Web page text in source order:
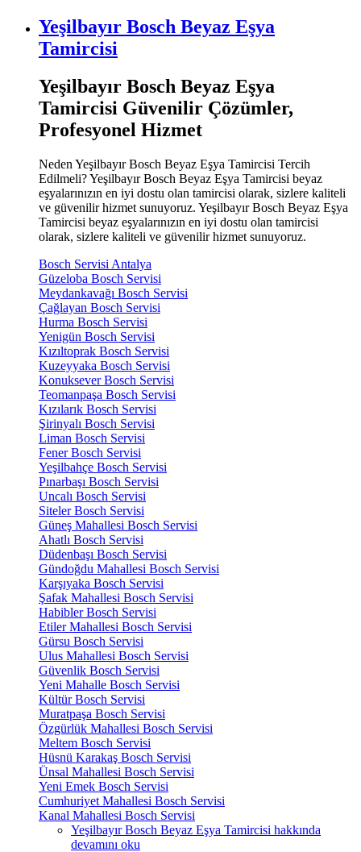
Yeşilbayır Bosch Beyaz Eşya
Tamircisi
Yeşilbayır Bosch Beyaz Eşya
Tamircisi Güvenilir Çözümler,
Profesyonel Hizmet
Neden Yeşilbayır Bosch Beyaz Eşya Tamircisi Tercih
Edilmeli? Yeşilbayır Bosch Beyaz Eşya Tamircisi beyaz
eşyalarınızın en iyi dostu olan tamircisi olarak, sizlere kaliteli
ve güvenilir hizmet sunuyoruz. Yeşilbayır Bosch Beyaz Eşya
Tamircisi beyaz eşyalarınızın en iyi dostu olan tamircisi
olarak, sizlere kaliteli ve güvenilir hizmet sunuyoruz.
Bosch Servisi Antalya
Güzeloba Bosch Servisi
Meydankavağı Bosch Servisi
Çağlayan Bosch Servisi
Hurma Bosch Servisi
Yenigün Bosch Servisi
Kızıltoprak Bosch Servisi
Kuzeyyaka Bosch Servisi
Konuksever Bosch Servisi
Teomanpaşa Bosch Servisi
Kızılarık Bosch Servisi
Şirinyalı Bosch Servisi
Liman Bosch Servisi
Fener Bosch Servisi
Yeşilbahçe Bosch Servisi
Pınarbaşı Bosch Servisi
Uncalı Bosch Servisi
Siteler Bosch Servisi
Güneş Mahallesi Bosch Servisi
Ahatlı Bosch Servisi
Düdenbaşı Bosch Servisi
Gündoğdu Mahallesi Bosch Servisi
Karşıyaka Bosch Servisi
Şafak Mahallesi Bosch Servisi
Habibler Bosch Servisi
Etiler Mahallesi Bosch Servisi
Gürsu Bosch Servisi
Ulus Mahallesi Bosch Servisi
Güvenlik Bosch Servisi
Yeni Mahalle Bosch Servisi
Kültür Bosch Servisi
Muratpaşa Bosch Servisi
Özgürlük Mahallesi Bosch Servisi
Meltem Bosch Servisi
Hüsnü Karakaş Bosch Servisi
Ünsal Mahallesi Bosch Servisi
Yeni Emek Bosch Servisi
Cumhuriyet Mahallesi Bosch Servisi
Kanal Mahallesi Bosch Servisi
Yeşilbayır Bosch Beyaz Eşya Tamircisi hakkında
devamını oku